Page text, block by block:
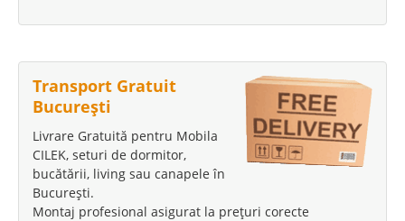
Transport Gratuit
București
Livrare Gratuită pentru Mobila
CILEK, seturi de dormitor,
bucătării, living sau canapele în
București.
Montaj profesional asigurat la prețuri corecte